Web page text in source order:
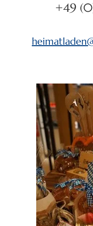
+49
heimatladen